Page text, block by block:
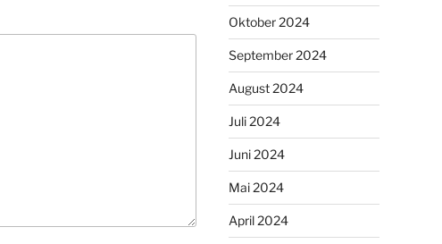
Oktober 2024
September 2024
August 2024
Juli 2024
Juni 2024
Mai 2024
April 2024